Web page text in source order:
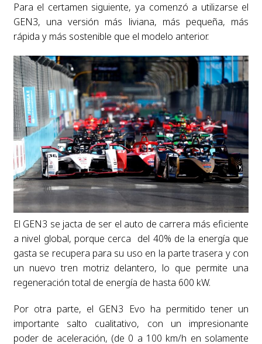
Para el certamen siguiente, ya comenzó a utilizarse el
GEN3, una versión más liviana, más pequeña, más
rápida y más sostenible que el modelo anterior.
El GEN3 se jacta de ser el auto de carrera más eficiente
a nivel global, porque cerca del 40% de la energía que
gasta se recupera para su uso en la parte trasera y con
un nuevo tren motriz delantero, lo que permite una
regeneración total de energía de hasta 600 kW.
Por otra parte, el GEN3 Evo ha permitido tener un
importante salto cualitativo, con un impresionante
poder de aceleración, (de 0 a 100 km/h en solamente